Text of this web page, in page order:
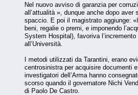
Nel nuovo avviso di garanzia per
all’attualità », dunque anche dopo
spaccio. E poi il magistrato aggiunge:
beni, regalie o premi, e imponendo
System Hospital), favoriva
all’Università.
I metodi utilizzati da Tarantini, erano
centrosinistra per acquisire documenti
investigatori dell’Arma hanno
scorso quando il governatore Nichi
di Paolo De Castro.